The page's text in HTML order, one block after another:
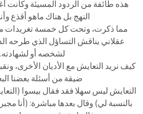
هذه طائفة من الردود المسيئة وكانت
النهج بل هناك ماهو أقذع
مما ذكرت، وتحت كل خمسة تغريدات
عقلاني يناقش التساؤل الذي طرحه
لشخصه أو لشهادته.
كيف نريد التعايش مع الأديان الأخرى،
ضيقة من أسئلة بعضنا
التعايش ليس سهلا فقد فقال بيسوا
بالنسبة لي) وقال بعدها مباشرة: (أنا